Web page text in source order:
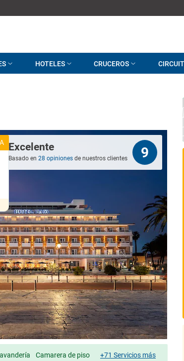
HOTELES CRUCEROS
Excelente
Basado en28 opiniones de nuestros clientes 9
Camarera de piso +71 Servicios más